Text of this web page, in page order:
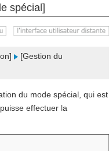
spécial]
[Gestion du
du mode spécial, qui est
effectuer la